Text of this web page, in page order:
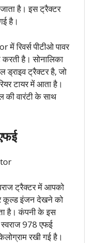
जाता है। इस ट्रैक्टर
है।
रिवर्स पीटीओ पावर
है। सोनालिका
ड्राइव ट्रैक्टर है, जो
टायर में आता है।
की वारंटी के साथ
ट्रैक्टर में आपको
कूल्ड इंजन देखने को
है। कंपनी के इस
978 एफई
रखी गई है।